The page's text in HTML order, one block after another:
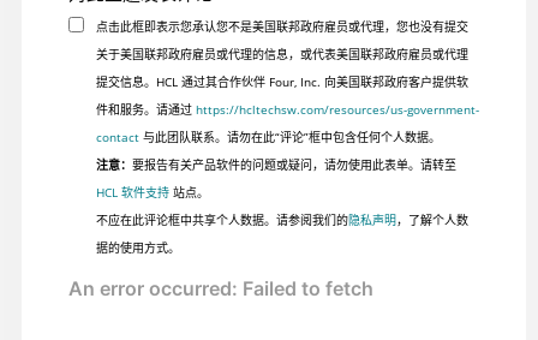
点击此框即表示您承认您不是美国联邦政府雇员或代理，您也没有提交
关于美国联邦政府雇员或代理的信息，或代表美国联邦政府雇员或代理
提交信息。HCL 通过其合作伙伴 Four, Inc. 向美国联邦政府客户提供软
件和服务。请通过 https://hcltechsw.com/resources/us-government-
contact与此团队联系。请勿在此“评论”框中包含任何个人数据。
注意： 要报告有关产品软件的问题或疑问，请勿使用此表单。请转至
HCL 软件支持站点。
不应在此评论框中共享个人数据。请参阅我们的隐私声明，了解个人数
据的使用方式。